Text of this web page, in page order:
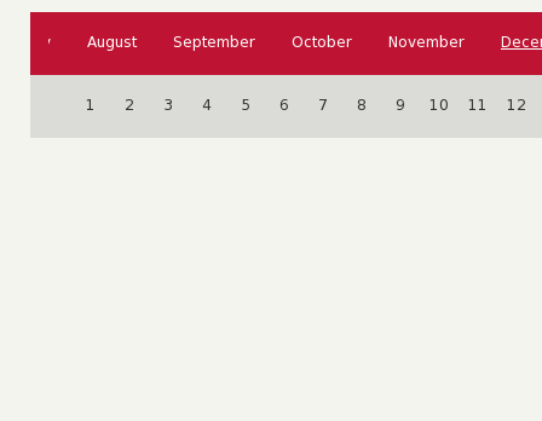
July August September October November
1 2 3 4 5 6 7 8 9 10 11 12